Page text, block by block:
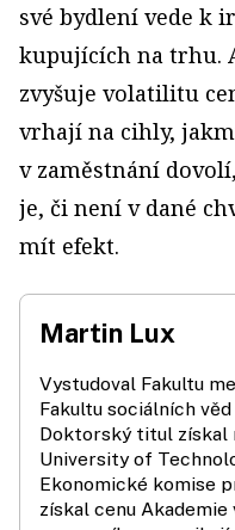
své bydlení vede k
kupujících na trhu.
zvyšuje volatilitu
vrhají na cihly,
v zaměstnání
je, či není v dané
mít efekt.
Martin Lux
Vystudoval Fakultu
Fakultu sociálních
Doktorský titul získal
University of
Ekonomické komise
získal cenu